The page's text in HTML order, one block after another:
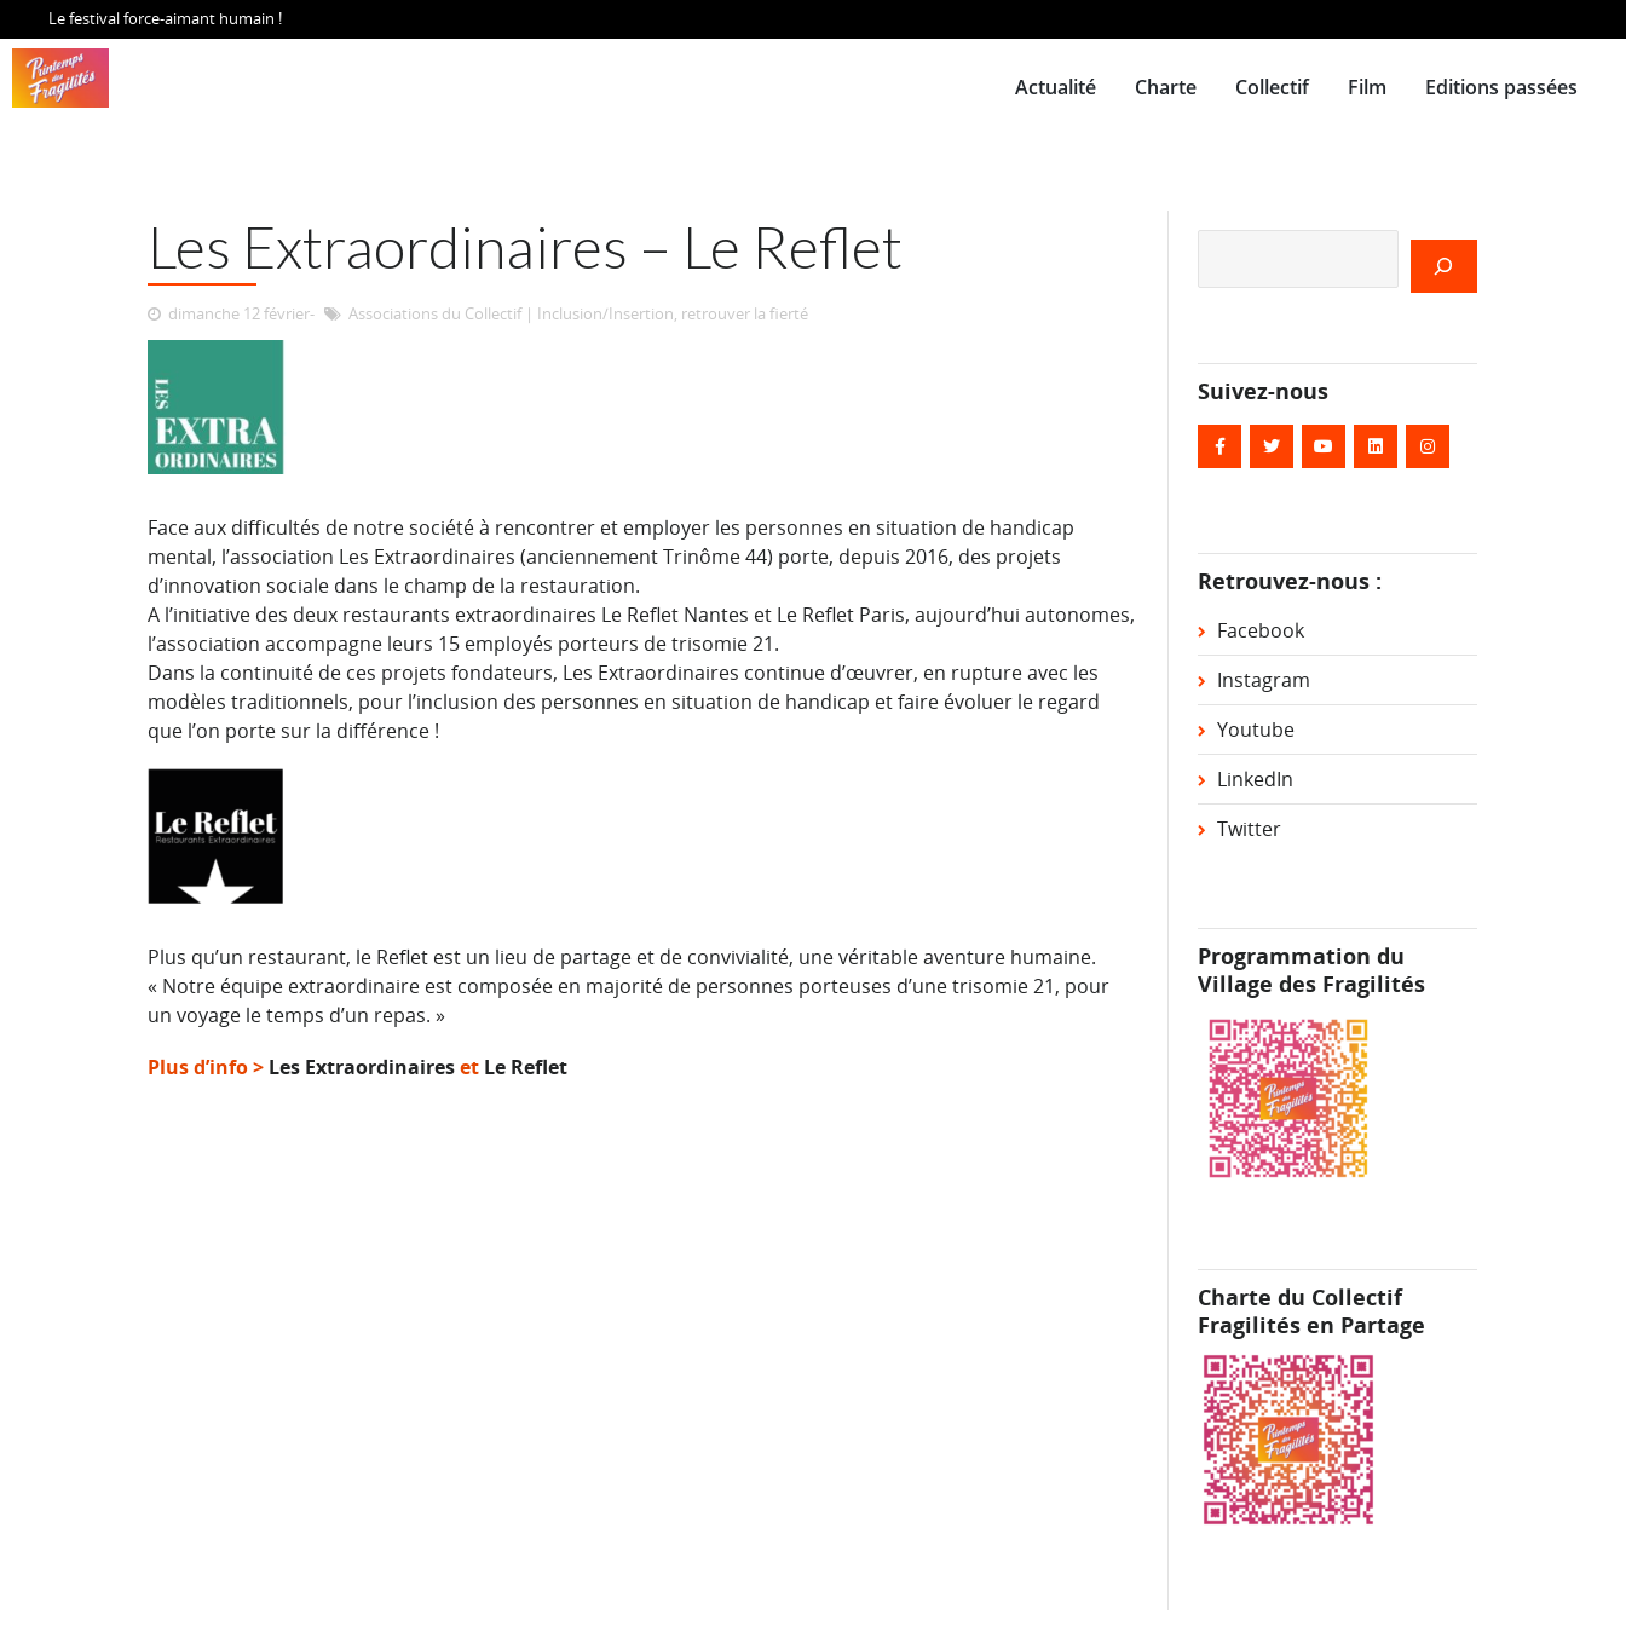
Le festival force-aimant humain !
Actualité Charte Collectif Film Editions passées
Les Extraordinaires – Le Reflet
dimanche 12 février Associations du Collectif| Inclusion/Insertion, retrouver la fierté
Face aux difficultés de notre société à rencontrer et employer les personnes en situation de handicap
mental, l’association Les Extraordinaires (anciennement Trinôme 44) porte, depuis 2016, des projets
d’innovation sociale dans le champ de la restauration.
A l’initiative des deux restaurants extraordinaires Le Reflet Nantes et Le Reflet Paris, aujourd’hui autonomes,
l’association accompagne leurs 15 employés porteurs de trisomie 21.
Dans la continuité de ces projets fondateurs, Les Extraordinaires continue d’œuvrer, en rupture avec les
modèles traditionnels, pour l’inclusion des personnes en situation de handicap et faire évoluer le regard
que l’on porte sur la différence !
Plus qu’un restaurant, le Reflet est un lieu de partage et de convivialité, une véritable aventure humaine.
« Notre équipe extraordinaire est composée en majorité de personnes porteuses d’une trisomie 21, pour
un voyage le temps d’un repas. »
Plus d’info > Les Extraordinaireset Le Reflet
Suivez-nous
Retrouvez-nous :
Facebook
Instagram
Youtube
LinkedIn
Twitter
Programmation du
Village des Fragilités
Charte du Collectif
Fragilités en Partage